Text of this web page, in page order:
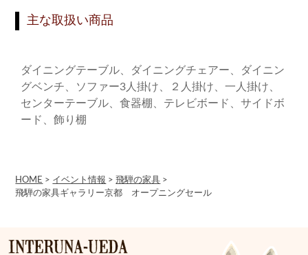
主な取扱い商品
ダイニングテーブル、ダイニングチェアー、ダイニン
グベンチ、ソファー3人掛け、２人掛け、一人掛け、
センターテーブル、食器棚、テレビボード、サイドボ
ード、飾り棚
HOME > イベント情報 >飛騨の家具 >
飛騨の家具ギャラリー京都 オープニングセール